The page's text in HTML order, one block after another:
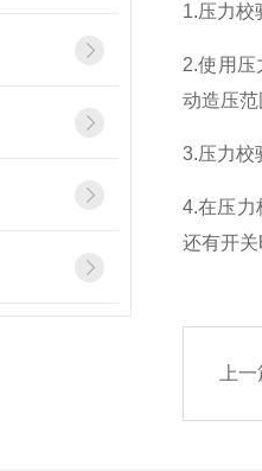
1.压力校
2.使用
动造压
3.压力校
4.在压力
还有开
上